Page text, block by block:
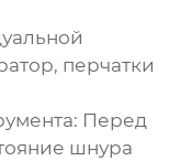
перчатки
: Перед
шнура